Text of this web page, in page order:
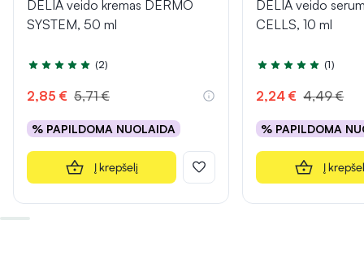
DELIA veido kremas DERMO
SYSTEM, 50 ml
Įvertinimas 5.0 iš 5
(2)
2,85 € 5,71 €
% PAPILDOMA NUOLAIDA
Į krepšelį
DELIA veido
CELLS, 10 ml
Įvertinimas 5.0 iš 5
(1)
2,24 € 4,49 €
% PAPILDOMA
Į